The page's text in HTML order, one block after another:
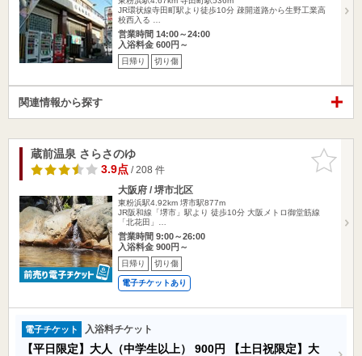
JR環状線寺田町駅より徒歩10分 疎開道路から生野工業高
校西入る …
営業時間 14:00～24:00
入浴料金 600円～
日帰り 切り傷
関連情報から探す
お気に入
りに追加
蔵前温泉 さらさのゆ
3.9点/ 208 件
大阪府 / 堺市北区
東粉浜駅4.92km 堺市駅877m
JR阪和線「堺市」駅より 徒歩10分 大阪メトロ御堂筋線
「北花田」…
営業時間 9:00～26:00
入浴料金 900円～
日帰り 切り傷
電子チケットあり
電子チケット 入浴料チケット
【平日限定】大人（中学生以上） 900円
【土日祝限定】大